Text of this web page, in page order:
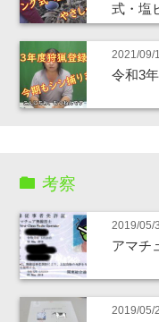
式・
2021/09/
令和3
考察
2019/05/
アマチ
2019/05/